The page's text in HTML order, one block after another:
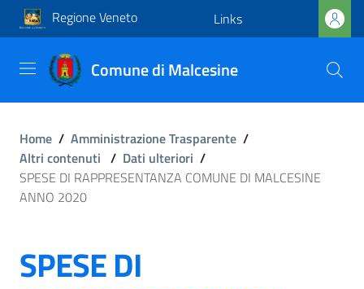
Regione Veneto Links
Comune di Malcesine
Home / Amministrazione Trasparente /
Altri contenuti / Dati ulteriori /
SPESE DI RAPPRESENTANZA COMUNE DI MALCESINE
ANNO 2020
SPESE DI